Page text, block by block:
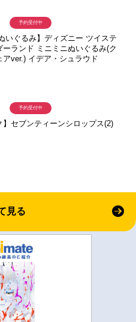
いぐるみ】ディズニー ツイステ
ーランド ミニミニぬいぐるみ(ク
アver.) イデア・シュラウド
予約受付中
】セブンティーンシロップス(2)
予約受付中
見る